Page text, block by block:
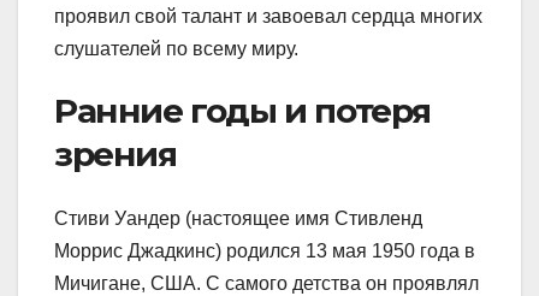
проявил свой талант и завоевал сердца многих
слушателей по всему миру.
Ранние годы и потеря
зрения
Стиви Уандер (настоящее имя Стивленд
Моррис Джадкинс) родился 13 мая 1950 года в
Мичигане, США. С самого детства он проявлял